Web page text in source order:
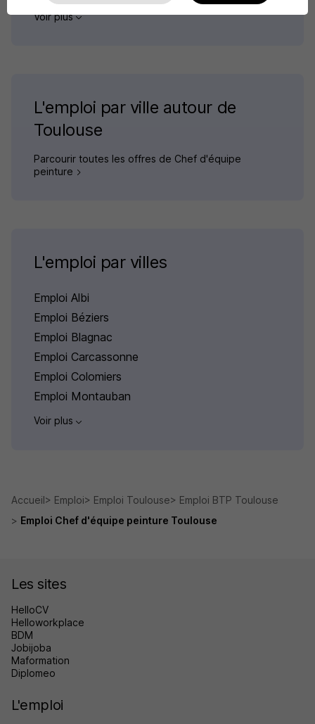
Voir plus
L'emploi par ville autour de
Toulouse
Parcourir toutes les offres de Chef d'équipe
peinture
L'emploi par villes
Emploi Albi
Emploi Béziers
Emploi Blagnac
Emploi Carcassonne
Emploi Colomiers
Emploi Montauban
Voir plus
Accueil Emploi Emploi Toulouse
Emploi BTP Toulouse
Emploi Chef d'équipe peinture Toulouse
Les sites
HelloCV
Helloworkplace
BDM
Jobijoba
Maformation
Diplomeo
L'emploi